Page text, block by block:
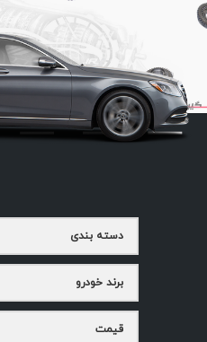
دسته بندی
برند خودرو
قیمت